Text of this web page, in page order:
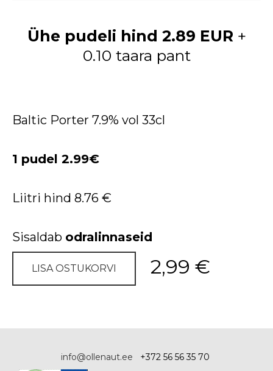
Ühe pudeli hind 2.89 EUR +
0.10 taara pant
Baltic Porter 7.9% vol 33cl
1 pudel 2.99€
Liitri hind 8.76 €
Sisaldab odralinnaseid
LISA OSTUKORVI 2,99 €
info@ollenaut.ee +372 56 56 35 70